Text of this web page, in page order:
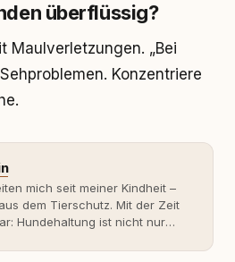
überflüssig?
Maulverletzungen. „Bei
Konzentriere
mich seit meiner Kindheit –
dem Tierschutz. Mit der Zeit
Hundehaltung ist nicht nur
Wendepunkt kam mit meinem